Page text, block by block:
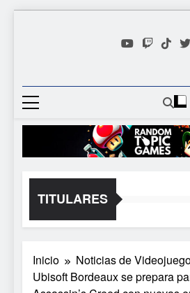
TITULARES
Inicio
Noticias de
Ubisoft Bordeaux se prepara